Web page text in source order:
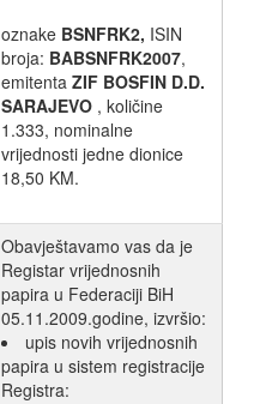
oznake BSNFRK2, ISIN
broja: BABSNFRK2007,
emitenta ZIF BOSFIN D.D.
SARAJEVO , količine
1.333, nominalne
vrijednosti jedne dionice
18,50 KM.
Obavještavamo vas da je
Registar vrijednosnih
papira u Federaciji BiH
05.11.2009.godine, izvršio:
upis novih vrijednosnih
papira u sistem registracije
Registra: